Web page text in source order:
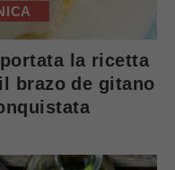
la ricetta
brazo de gitano